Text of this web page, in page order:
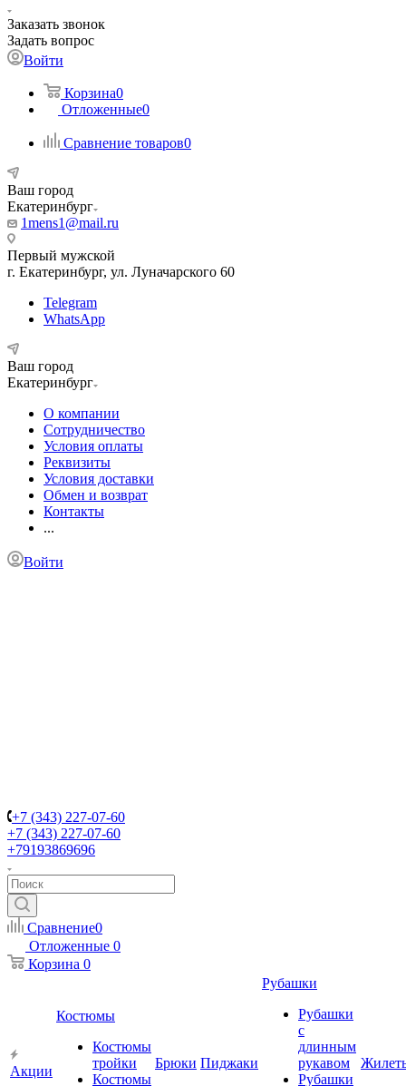
Заказать звонок
Задать вопрос
Войти
Корзина0
Отложенные0
Сравнение товаров0
Ваш город
Екатеринбург
1mens1@mail.ru
Первый мужской
г. Екатеринбург, ул. Луначарского 60
Telegram
WhatsApp
Ваш город
Екатеринбург
О компании
Сотрудничество
Условия оплаты
Реквизиты
Условия доставки
Обмен и возврат
Контакты
...
Войти
+7 (343) 227-07-60
+7 (343) 227-07-60
+79193869696
Сравнение0
Отложенные 0
Корзина 0
Акции
Костюмы
Костюмы
тройки
Костюмы
Брюки Пиджаки
Рубашки
Рубашки
с
длинным
рукавом
Рубашки